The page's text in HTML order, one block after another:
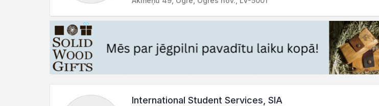
International Student Services, SIA